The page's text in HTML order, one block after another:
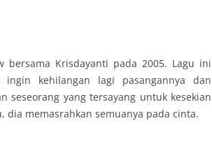
bersama Krisdayanti pada 2005. Lagu ini
kehilangan lagi pasangannya dan
seseorang yang tersayang untuk kesekian
memasrahkan semuanya pada cinta.